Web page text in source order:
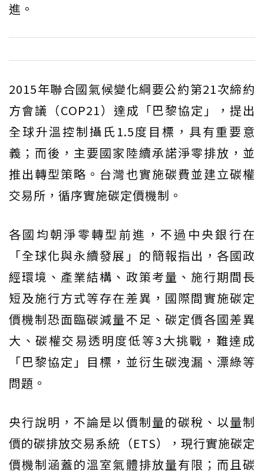
進。
2015年聯合國氣候變化綱要公約第21次締約
方會議（COP21）達成「巴黎協定」，提出
全球升溫控制攝氏1.5度目標，具有重要意
義；而後，主要國家陸續承諾淨零排放，並
推出轉型策略。台灣也實施碳費並建立碳權
交易所，循序實施碳定價機制。
各國均朝淨零轉型前進，不過中央銀行在
「全球化與永續發展」的簡報指出，各國政
經環境、產業結構、政策考量、施行期間長
短及施行方式等存在差異，國際間實施碳定
價機制恐面臨碳減量不足、碳定價各國差異
大、碳權交易透明度低等3大挑戰，難達成
「巴黎協定」目標，並衍生碳洩漏、漂綠等
問題。
央行說明，不論是以價制量的碳稅、以量制
價的碳排放交易系統（ETS），現行實施碳定
價機制涵蓋的溫室氣體排放量有限；而且碳